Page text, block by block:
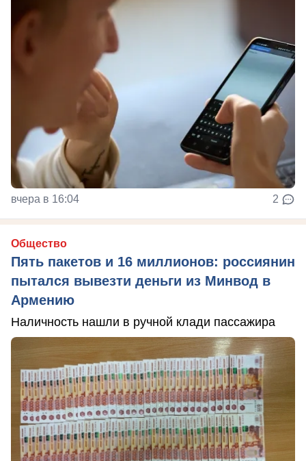
вчера в 16:04 2
Общество
Пять пакетов и 16 миллионов: россиянин
пытался вывезти деньги из Минвод в
Армению
Наличность нашли в ручной клади пассажира